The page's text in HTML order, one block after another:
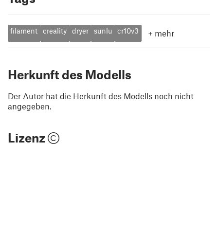
filament creality dryer sunlu cr10v3 + mehr
Herkunft des Modells
Der Autor hat die Herkunft des Modells noch nicht
angegeben.
Lizenz